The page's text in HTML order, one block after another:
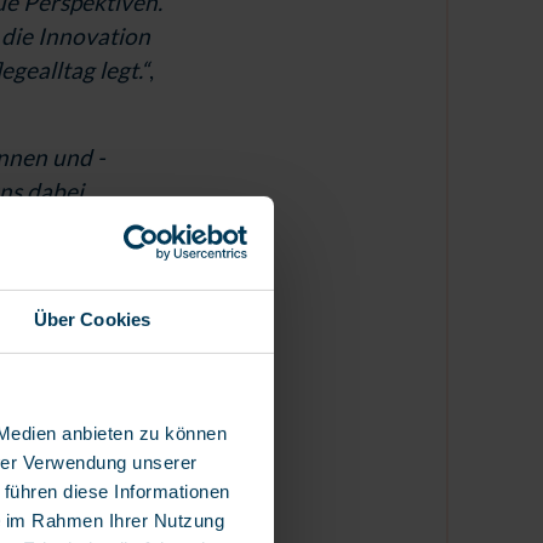
Über Cookies
anbieten zu können
Verwendung unserer
diese Informationen
Rahmen Ihrer Nutzung
Innovation
legt.“,
und -
dabei,
setzen sie nun
GmbH
künftig